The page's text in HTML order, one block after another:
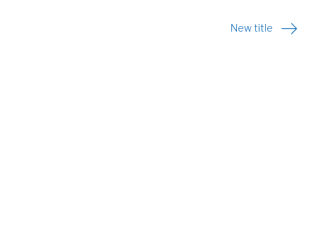
New title